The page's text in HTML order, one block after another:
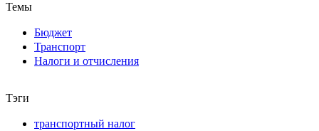
Темы
Бюджет
Транспорт
Налоги и отчисления
Тэги
транспортный налог